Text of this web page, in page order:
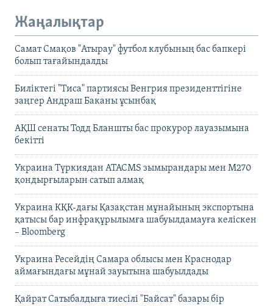
Жаңалықтар
Самат Смақов "Атырау" футбол клубының бас бапкері
болып тағайындалды
Биліктегі "Тиса" партиясы Венгрия президенттігіне
заңгер Андраш Баканы ұсынбақ
АҚШ сенаты Тодд Бланшты бас прокурор лауазымына
бекітті
Украина Түркиядан ATACMS зымырандары мен M270
қондырғыларын сатып алмақ
Украина КҚК-дағы Қазақстан мұнайының экспортына
қатысы бар инфрақұрылымға шабуылдамауға келіскен
– Bloomberg
Украина Ресейдің Самара облысы мен Краснодар
аймағындағы мұнай зауытына шабуылдады
Қайрат Сатыбалдыға тиесілі "Байсат" базары бір